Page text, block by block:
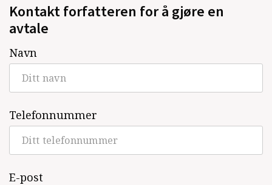
Kontakt forfatteren for å gjøre en
avtale
Navn
Telefonnummer
E-post